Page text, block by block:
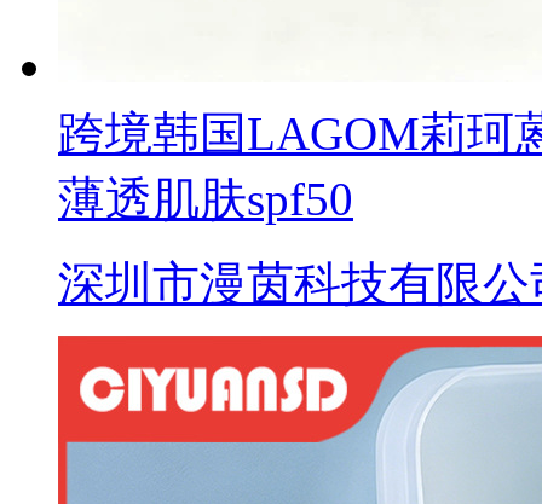
跨境韩国LAGOM莉珂
薄透肌肤spf50
深圳市漫茵科技有限公